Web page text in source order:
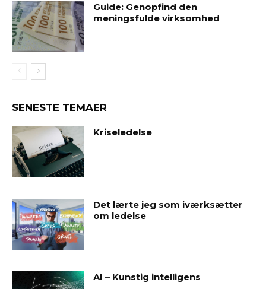
Guide: Genopfind den
meningsfulde virksomhed
SENESTE TEMAER
Kriseledelse
Det lærte jeg som iværksætter
om ledelse
AI – Kunstig intelligens